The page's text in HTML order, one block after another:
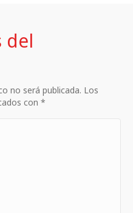
del
no será publicada. Los
con *